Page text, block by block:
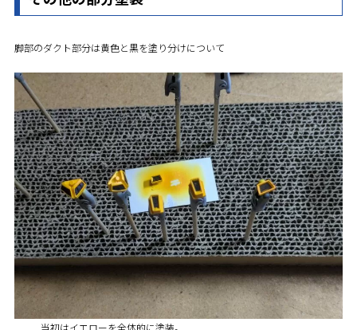
脚部のダクト部分は黄色と黒を塗り分けについて
当初はイエローを全体的に塗装。